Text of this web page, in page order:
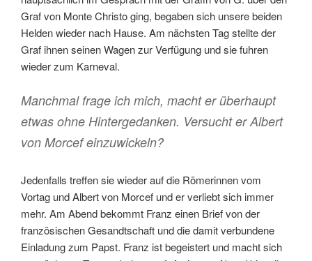
Graf von Monte Christo ging, begaben sich unsere beiden
Helden wieder nach Hause. Am nächsten Tag stellte der
Graf ihnen seinen Wagen zur Verfügung und sie fuhren
wieder zum Karneval.
Manchmal frage ich mich, macht er überhaupt
etwas ohne Hintergedanken. Versucht er Albert
von Morcef einzuwickeln?
Jedenfalls treffen sie wieder auf die Römerinnen vom
Vortag und Albert von Morcef und er verliebt sich immer
mehr. Am Abend bekommt Franz einen Brief von der
französischen Gesandtschaft und die damit verbundene
Einladung zum Papst. Franz ist begeistert und macht sich